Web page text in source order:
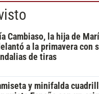
Cambiaso, la hija de
a la primavera con
de tiras
y minifalda